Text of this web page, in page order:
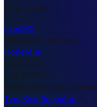
14 m ü. NN.
LandMX
StadtValle Hermoso
Höhe14 m
Lat25.6174
Lng-97.8167
TimezoneAmerica/
TypeKleinflughafen